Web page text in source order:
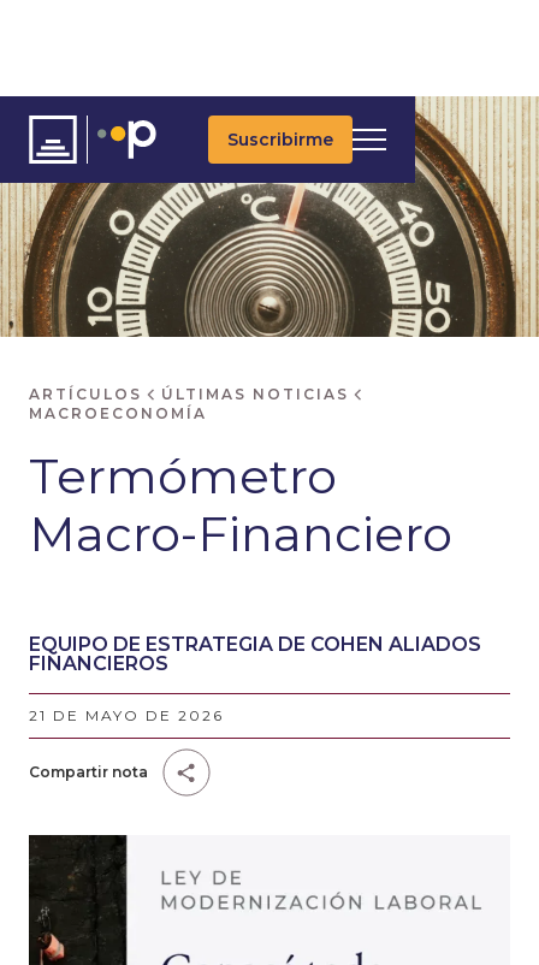
Suscribirme
ARTÍCULOS
ÚLTIMAS NOTICIAS
MACROECONOMÍA
Termómetro
Macro-Financiero
EQUIPO DE ESTRATEGIA DE COHEN ALIADOS
FINANCIEROS
21 DE MAYO DE 2026
Compartir nota